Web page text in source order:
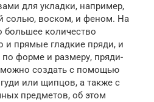
для укладки, например,
солью, воском, и феном. На
большее количество
и прямые гладкие пряди, и
форме и размеру, пряди-
создать с помощью
или щипцов, а также с
предметов, об этом